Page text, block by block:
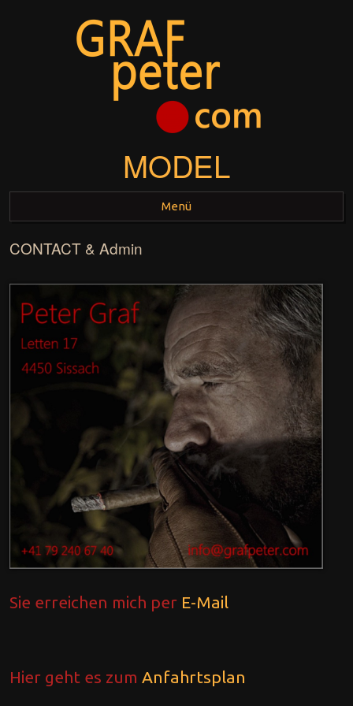
MODEL
Menü
Zum Inhalt springen
CONTACT & Admin
Sie erreichen mich per E-Mail
Hier geht es zum Anfahrtsplan